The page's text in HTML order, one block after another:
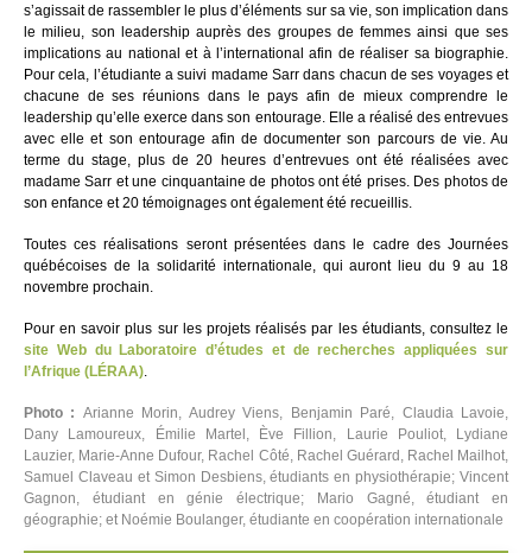
s’agissait de rassembler le plus d’éléments sur sa vie, son implication dans
le milieu, son leadership auprès des groupes de femmes ainsi que ses
implications au national et à l’international afin de réaliser sa biographie.
Pour cela, l’étudiante a suivi madame Sarr dans chacun de ses voyages et
chacune de ses réunions dans le pays afin de mieux comprendre le
leadership qu’elle exerce dans son entourage. Elle a réalisé des entrevues
avec elle et son entourage afin de documenter son parcours de vie. Au
terme du stage, plus de 20 heures d’entrevues ont été réalisées avec
madame Sarr et une cinquantaine de photos ont été prises. Des photos de
son enfance et 20 témoignages ont également été recueillis.
Toutes ces réalisations seront présentées dans le cadre des Journées
québécoises de la solidarité internationale, qui auront lieu du 9 au 18
novembre prochain.
Pour en savoir plus sur les projets réalisés par les étudiants, consultez le
site Web du Laboratoire d’études et de recherches appliquées sur
l’Afrique (LÉRAA).
Photo : Arianne Morin, Audrey Viens, Benjamin Paré, Claudia Lavoie,
Dany Lamoureux, Émilie Martel, Ève Fillion, Laurie Pouliot, Lydiane
Lauzier, Marie-Anne Dufour, Rachel Côté, Rachel Guérard, Rachel Mailhot,
Samuel Claveau et Simon Desbiens, étudiants en physiothérapie; Vincent
Gagnon, étudiant en génie électrique; Mario Gagné, étudiant en
géographie; et Noémie Boulanger, étudiante en coopération internationale